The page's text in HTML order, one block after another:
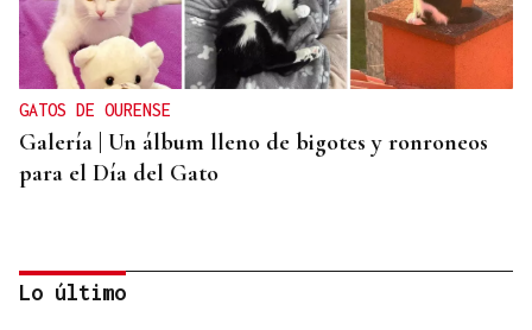
GATOS DE OURENSE
Galería | Un álbum lleno de bigotes y ronroneos
para el Día del Gato
Lo último